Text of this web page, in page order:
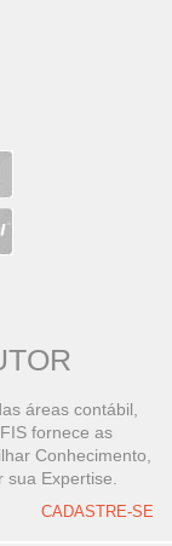
áreas contábil,
fornece as
Conhecimento,
Expertise.
CADASTRE-SE